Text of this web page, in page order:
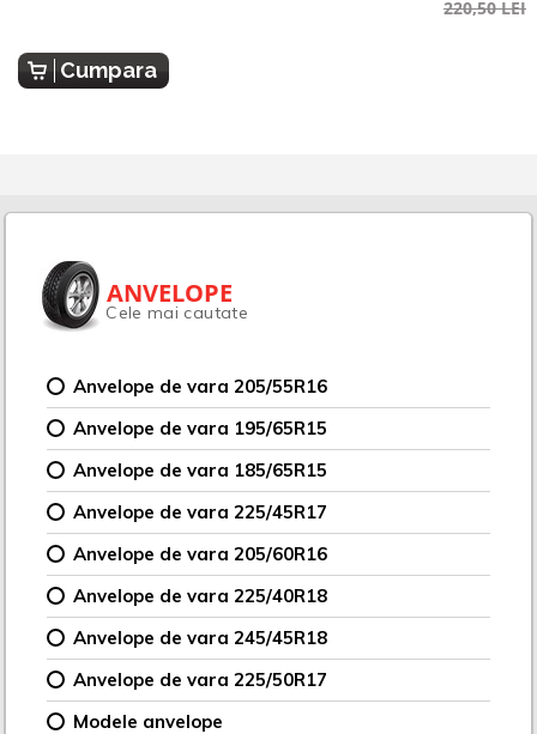
220,50 LEI
Cumpara
ANVELOPE
Cele mai cautate
Anvelope de vara 205/55R16
Anvelope de vara 195/65R15
Anvelope de vara 185/65R15
Anvelope de vara 225/45R17
Anvelope de vara 205/60R16
Anvelope de vara 225/40R18
Anvelope de vara 245/45R18
Anvelope de vara 225/50R17
Modele anvelope